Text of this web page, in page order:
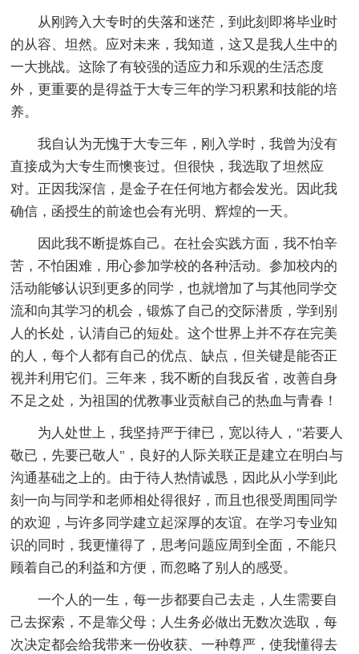
从刚跨入大专时的失落和迷茫，到此刻即将毕业时
的从容、坦然。应对未来，我知道，这又是我人生中的
一大挑战。这除了有较强的适应力和乐观的生活态度
外，更重要的是得益于大专三年的学习积累和技能的培
养。
我自认为无愧于大专三年，刚入学时，我曾为没有
直接成为大专生而懊丧过。但很快，我选取了坦然应
对。正因我深信，是金子在任何地方都会发光。因此我
确信，函授生的前途也会有光明、辉煌的一天。
因此我不断提炼自己。在社会实践方面，我不怕辛
苦，不怕困难，用心参加学校的各种活动。参加校内的
活动能够认识到更多的同学，也就增加了与其他同学交
流和向其学习的机会，锻炼了自己的交际潜质，学到别
人的长处，认清自己的短处。这个世界上并不存在完美
的人，每个人都有自己的优点、缺点，但关键是能否正
视并利用它们。三年来，我不断的自我反省，改善自身
不足之处，为祖国的优教事业贡献自己的热血与青春！
为人处世上，我坚持严于律已，宽以待人，"若要人
敬已，先要已敬人"，良好的人际关联正是建立在明白与
沟通基础之上的。由于待人热情诚恳，因此从小学到此
刻一向与同学和老师相处得很好，而且也很受周围同学
的欢迎，与许多同学建立起深厚的友谊。在学习专业知
识的同时，我更懂得了，思考问题应周到全面，不能只
顾着自己的利益和方便，而忽略了别人的感受。
一个人的一生，每一步都要自己去走，人生需要自
己去探索，不是靠父母；人生务必做出无数次选取，每
次决定都会给我带来一份收获、一种尊严，使我懂得去